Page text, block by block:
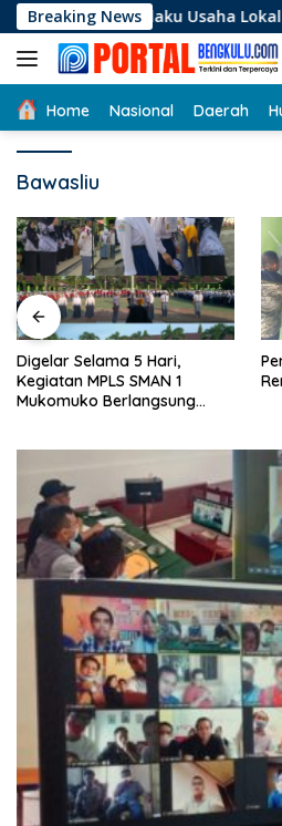
Langsung
ke
konten
Breaking News
Pelaku Usaha Lokal di
Home Nasional Daerah
Bawasliu
Digelar Selama 5 Hari,
Kegiatan MPLS SMAN 1
Mukomuko Berlangsung